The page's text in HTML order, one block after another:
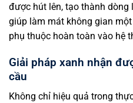
được hút lên, tạo thành dòng
giúp làm mát không gian
phụ thuộc hoàn toàn vào hệ
Giải pháp xanh nhận
cầu
Không chỉ hiệu quả trong